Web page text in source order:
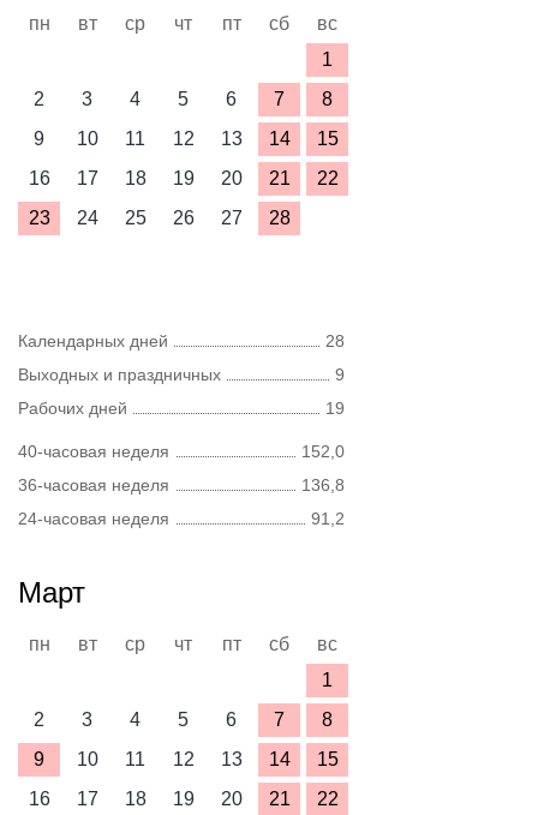
пн вт ср чт пт сб
вс
1
2
3 4 5 6 7
8
9
10 11 12 13 14
15
16
17 18 19 20 21
22
23
24 25 26 27 28
Календарных дней
28
Выходных и праздничных
9
Рабочих дней
19
40-часовая неделя
152,0
36-часовая неделя
136,8
24-часовая неделя
91,2
Март
пн вт ср чт пт сб
вс
1
2
3 4 5 6 7
8
9
10 11 12 13 14
15
16
17 18 19 20 21
22